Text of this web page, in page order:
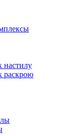
настилу
раскрою